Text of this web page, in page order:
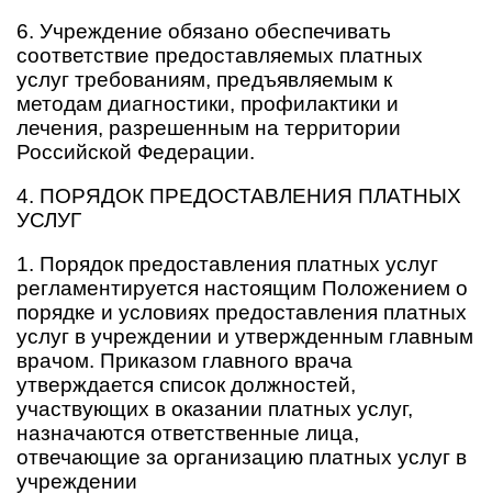
6. Учреждение обязано обеспечивать
соответствие предоставляемых платных
услуг требованиям, предъявляемым к
методам диагностики, профилактики и
лечения, разрешенным на территории
Российской Федерации.
4. ПОРЯДОК ПРЕДОСТАВЛЕНИЯ ПЛАТНЫХ
УСЛУГ
1. Порядок предоставления платных услуг
регламентируется настоящим Положением о
порядке и условиях предоставления платных
услуг в учреждении и утвержденным главным
врачом. Приказом главного врача
утверждается список должностей,
участвующих в оказании платных услуг,
назначаются ответственные лица,
отвечающие за организацию платных услуг в
учреждении